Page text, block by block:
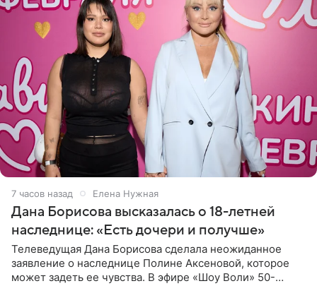
7 часов назад Елена Нужная
Дана Борисова высказалась о 18-летней
наследнице: «Есть дочери и получше»
Телеведущая Дана Борисова сделала неожиданное
заявление о наследнице Полине Аксеновой, которое
может задеть ее чувства. В эфире «Шоу Воли» 50-